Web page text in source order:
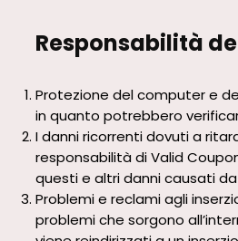
Responsabilità
Protezione del computer e
in quanto potrebbero
I danni ricorrenti dovuti a
responsabilità di Valid
questi e altri danni causati
Problemi e reclami agli
problemi che sorgono